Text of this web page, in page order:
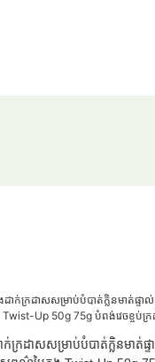
ក្រដាសសម្រាប់បំបាត់ក្លិនមាត់ផ្